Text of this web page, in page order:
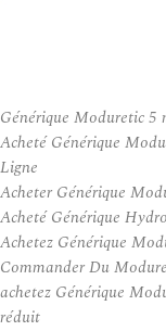
Générique Moduretic 5
Acheté Générique
Ligne
Acheter Générique
Acheté Générique
Achetez Générique
Commander Du
achetez Générique
réduit